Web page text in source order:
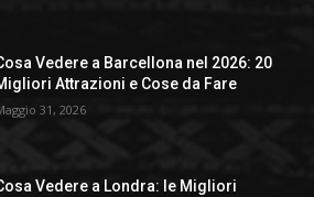
Vedere a Barcellona nel 2026: 20
Attrazioni e Cose da Fare
31, 2026
Vedere a Londra: le Migliori